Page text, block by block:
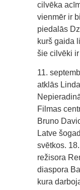
cilvēka
vienmēr ir
piedalās
kurš gaida
šie cilvēki
11.
atklās
Filmas
Bruno
Latve
svētkos.
režisora
diaspora
kura